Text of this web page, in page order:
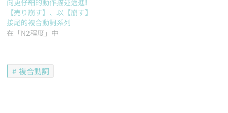
【売り崩す】、以【崩す】
接尾的複合動詞系列
在「N2程度」中
複合動詞